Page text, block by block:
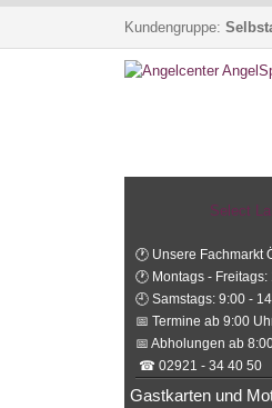
Kundengruppe:
Select
🕐 Unsere Fachmarkt
🕐 Montags -
🕘 Samstags: 9:00 -
📅 Termine ab 9:00
📅 Abholungen ab
☎ 02921 - 34 40 50
Gastkarten und